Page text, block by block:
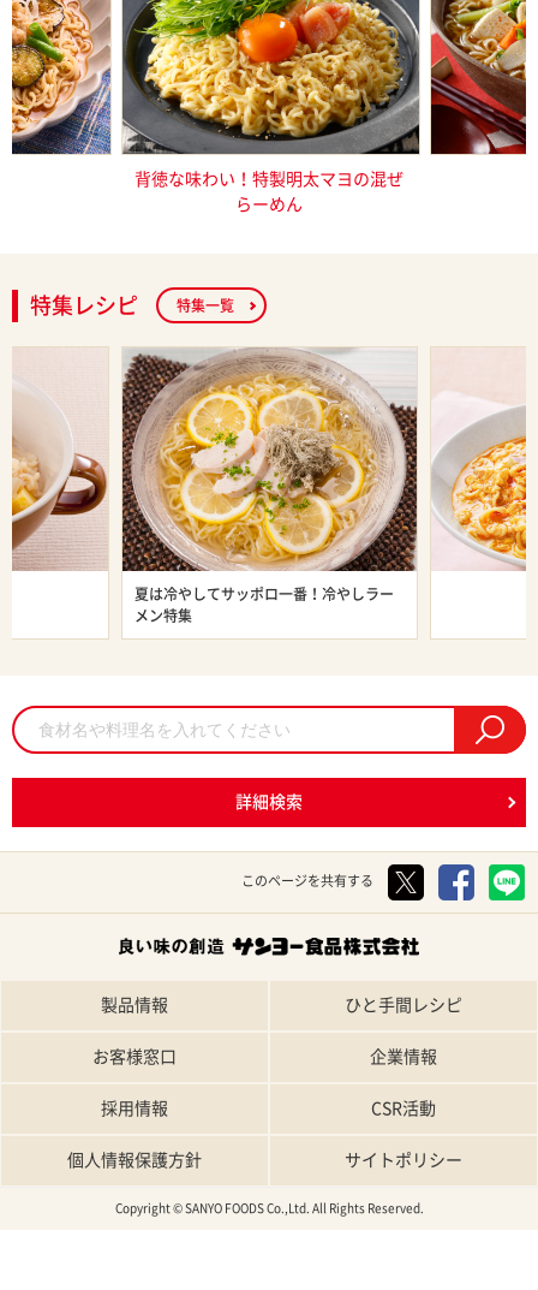
背徳な味わい！特製明太マヨの混ぜ
らーめん
特集レシピ 特集一覧
夏は冷やしてサッポロ一番！冷やしラー
メン特集
詳細検索
このページを共有する
製品情報 ひと手間レシピ
お客様窓口 企業情報
採用情報 CSR活動
個人情報保護方針 サイトポリシー
Copyright © SANYO FOODS Co.,Ltd. All Rights Reserved.